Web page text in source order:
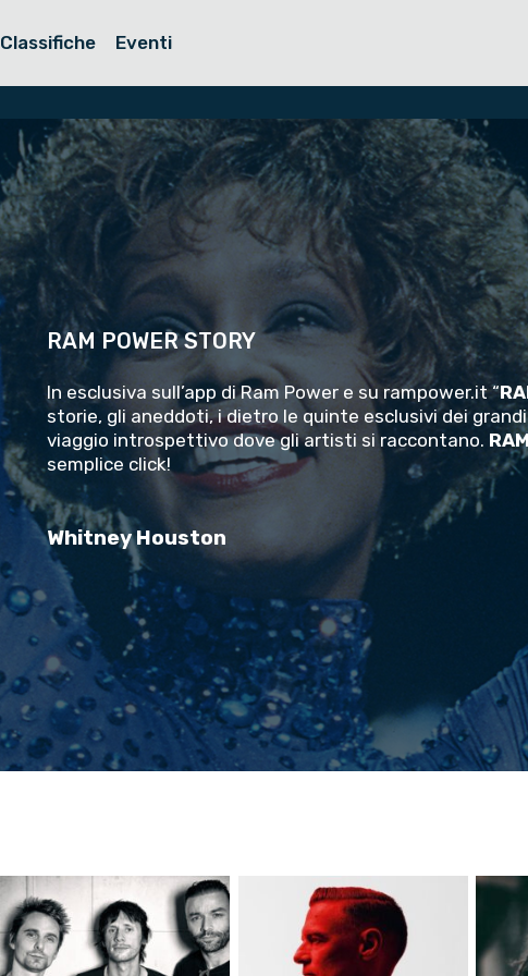
Classifiche Eventi
RAM POWER STORY
In esclusiva sull’app di Ram Power e su rampower.it “
storie, gli aneddoti, i dietro le quinte esclusivi dei
viaggio introspettivo dove gli artisti si raccontano.
semplice click!
Whitney Houston